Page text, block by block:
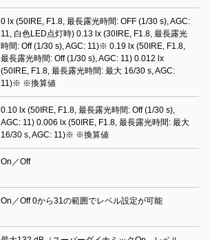
0 lx (50IRE, F1.8, 最長露光時間: OFF (1/30 s), AGC:
11, 白色LED点灯時) 0.13 lx (30IRE, F1.8, 最長露光
時間: Off (1/30 s), AGC: 11)※ 0.19 lx (50IRE, F1.8,
最長露光時間: Off (1/30 s), AGC: 11) 0.012 lx
(50IRE, F1.8, 最長露光時間: 最大 16/30 s, AGC:
11)※ ※換算値
0.10 lx (50IRE, F1.8, 最長露光時間: Off (1/30 s),
AGC: 11) 0.006 lx (50IRE, F1.8, 最長露光時間: 最大
16/30 s, AGC: 11)※ ※換算値
On／Off
On／Off 0から31の範囲でレベル設定が可能